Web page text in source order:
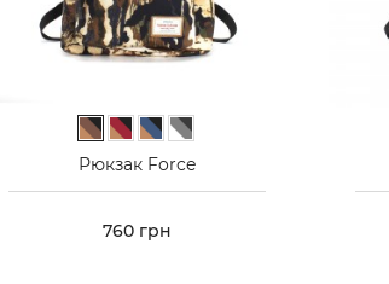
Коричневий камуфляж
Бордовий камуфляж
Синій камуфляж
Сірий камуфляж
Рюкзак Force
Ціна
760 грн